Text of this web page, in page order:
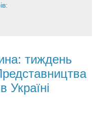
тиждень
Україні